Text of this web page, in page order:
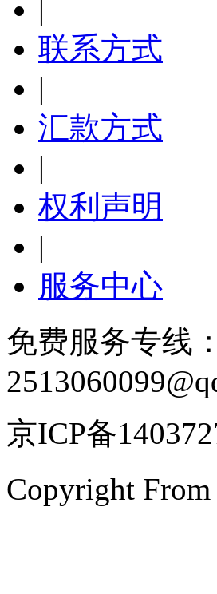
|
联系方式
|
汇款方式
|
权利声明
|
服务中心
免费服务专线
京ICP备
Copyright